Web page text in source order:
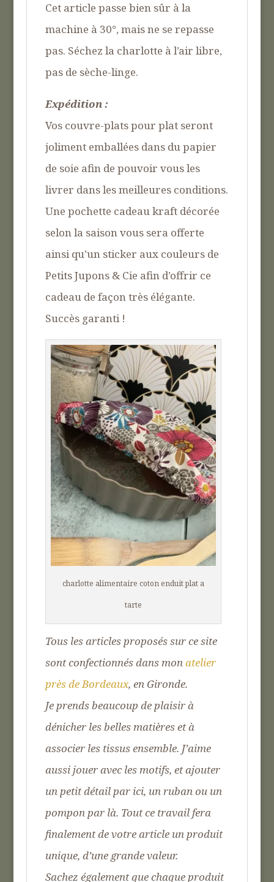
Cet article passe bien sûr à la
machine à 30°, mais ne se repasse
pas. Séchez la charlotte à l’air libre,
pas de sèche-linge.
Expédition :
Vos couvre-plats pour plat seront
joliment emballées dans du papier
de soie afin de pouvoir vous les
livrer dans les meilleures conditions.
Une pochette cadeau kraft décorée
selon la saison vous sera offerte
ainsi qu’un sticker aux couleurs de
Petits Jupons & Cie afin d’offrir ce
cadeau de façon très élégante.
Succès garanti !
charlotte alimentaire coton enduit plat a
tarte
Tous les articles proposés sur ce site
sont confectionnés dans monatelier
près de Bordeaux, en Gironde.
Je prends beaucoup de plaisir à
dénicher les belles matières et à
associer les tissus ensemble. J’aime
aussi jouer avec les motifs, et ajouter
un petit détail par ici, un ruban ou un
pompon par là. Tout ce travail fera
finalement de votre article un produit
unique, d’une grande valeur.
Sachez également que chaque produit